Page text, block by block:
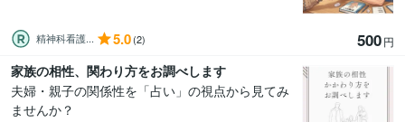
精神科看護... 5.0(2) 500円
家族の相性、関わり方をお調べします
夫婦・親子の関係性を「占い」の視点から見てみ
ませんか？